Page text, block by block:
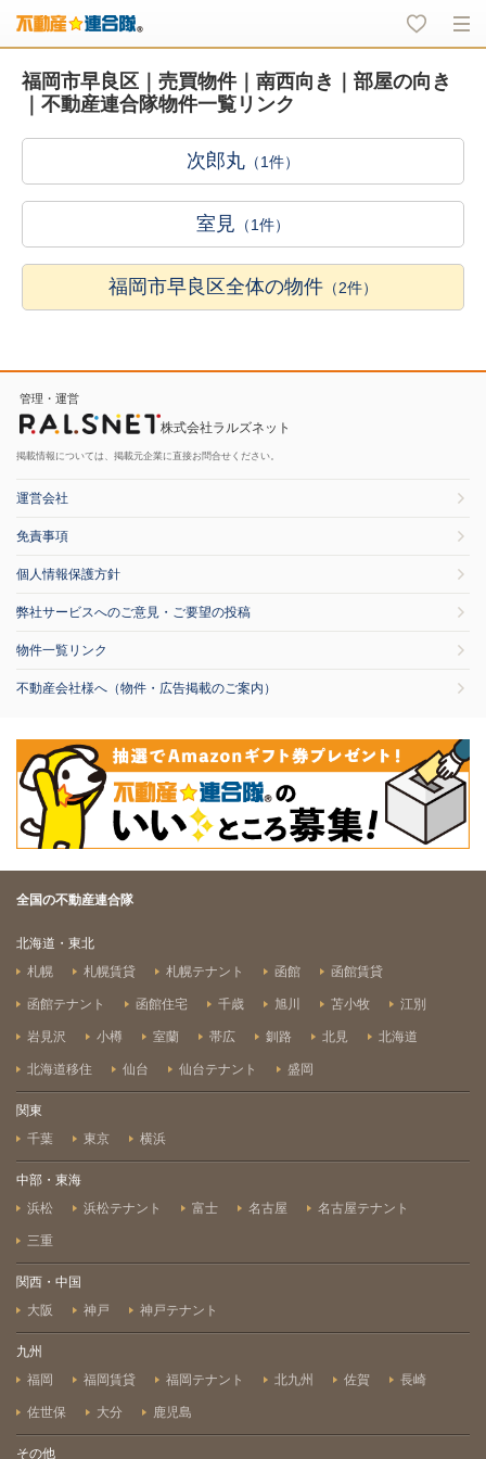
福岡市早良区｜売買物件｜南西向き｜部屋の向き
｜不動産連合隊物件一覧リンク
次郎丸 （1件）
室見 （1件）
福岡市早良区全体の物件 （2件）
管理・運営
株式会社ラルズネット
掲載情報については、掲載元企業に直接お問合せください。
運営会社
免責事項
個人情報保護方針
弊社サービスへのご意見・ご要望の投稿
物件一覧リンク
不動産会社様へ（物件・広告掲載のご案内）
全国の不動産連合隊
北海道・東北
札幌
札幌賃貸 札幌テナント 函館 函館賃貸
函館テナント 函館住宅 千歳 旭川 苫小牧 江別
岩見沢 小樽 室蘭 帯広 釧路 北見 北海道
北海道移住 仙台 仙台テナント 盛岡
関東
千葉
東京 横浜
中部・東海
浜松
浜松テナント 富士 名古屋 名古屋テナント
三重
関西・中国
大阪
神戸 神戸テナント
九州
福岡
福岡賃貸 福岡テナント 北九州 佐賀 長崎
佐世保 大分 鹿児島
その他